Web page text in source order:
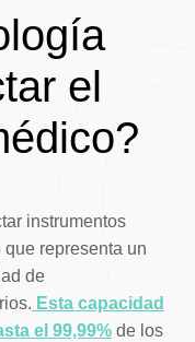
el
instrumentos
representa un
de
Esta capacidad
el 99,99%de los